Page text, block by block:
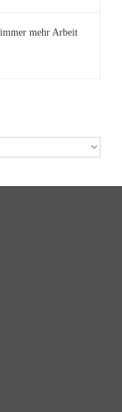
mehr Arbeit